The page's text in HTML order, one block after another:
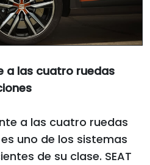
a las cuatro ruedas
a las cuatro ruedas
uno de los sistemas
de su clase. SEAT